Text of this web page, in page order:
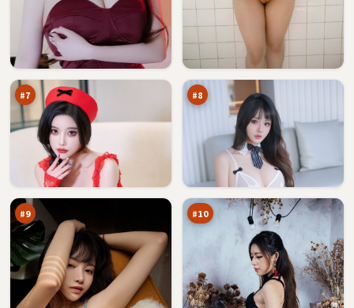
#7
雾万
#8
篱
倒
计
时
91
万
#9
声
89
#10
风
局
万